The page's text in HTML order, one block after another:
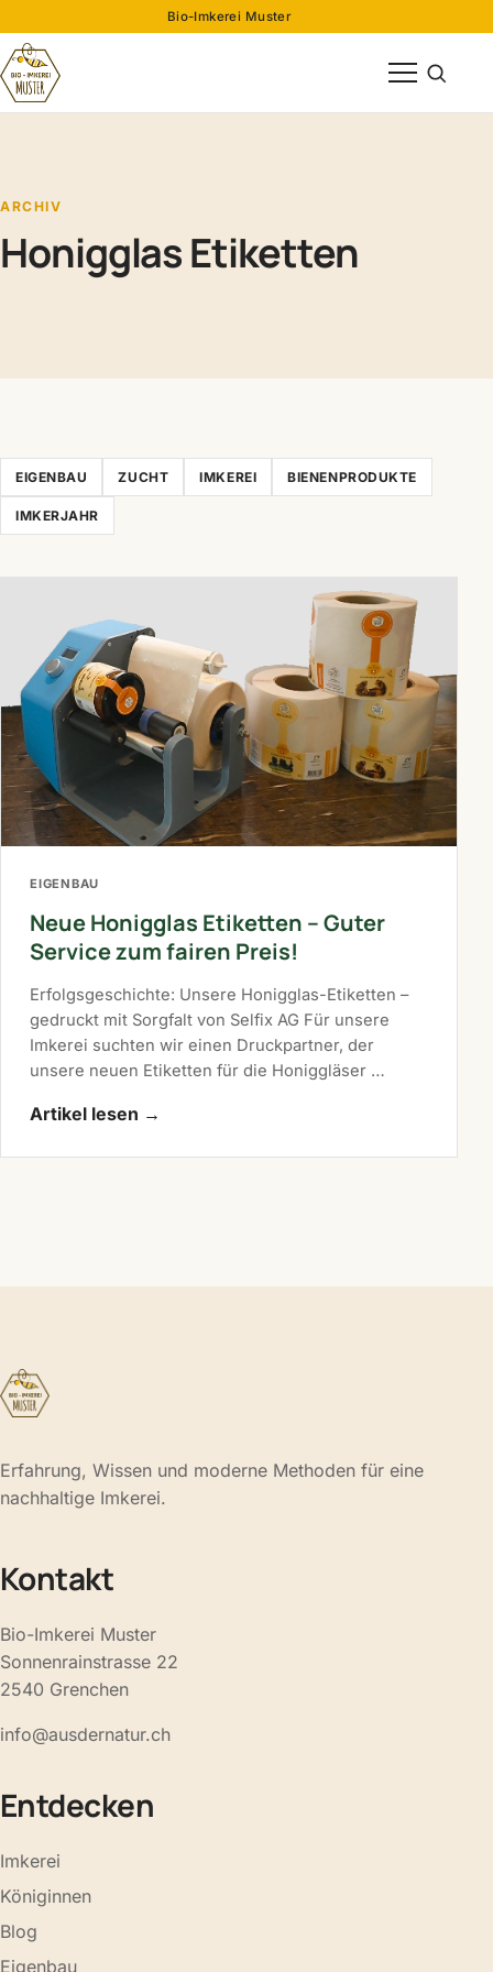
Bio-Imkerei Muster
Menü öffnen
Suche
ARCHIV
Honigglas Etiketten
EIGENBAU ZUCHT IMKEREI BIENENPRODUKTE
IMKERJAHR
EIGENBAU
Neue Honigglas Etiketten – Guter
Service zum fairen Preis!
Erfolgsgeschichte: Unsere Honigglas-Etiketten –
gedruckt mit Sorgfalt von Selfix AG Für unsere
Imkerei suchten wir einen Druckpartner, der
unsere neuen Etiketten für die Honiggläser …
Artikel lesen →
Erfahrung, Wissen und moderne Methoden für eine
nachhaltige Imkerei.
Kontakt
Bio-Imkerei Muster
Sonnenrainstrasse 22
2540 Grenchen
info@ausdernatur.ch
Entdecken
Imkerei
Königinnen
Blog
Eigenbau